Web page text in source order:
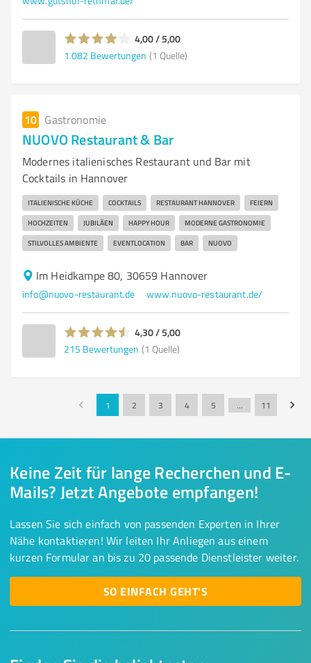
4,00 / 5,00
1.082 Bewertungen (1 Quelle)
10 Gastronomie
NUOVO Restaurant & Bar
Modernes italienisches Restaurant und Bar mit
Cocktails in Hannover
ITALIENISCHE KÜCHE COCKTAILS RESTAURANT HANNOVER FEIERN
HOCHZEITEN JUBILÄEN HAPPY HOUR MODERNE GASTRONOMIE
STILVOLLES AMBIENTE EVENTLOCATION BAR NUOVO
Im Heidkampe 80, 30659 Hannover
info@nuovo-restaurant.de www.nuovo-restaurant.de/
4,30 / 5,00
215 Bewertungen (1 Quelle)
1 2 3 4 5 … 11
Keine Zeit für lange Recherchen und E-
Mails? Jetzt Angebote empfangen!
Lassen Sie sich einfach von passenden Experten in Ihrer
Nähe kontaktieren! Wir leiten Ihr Anliegen aus einem
kurzen Formular an bis zu 20 passende Dienstleister weiter.
SO EINFACH GEHT'S